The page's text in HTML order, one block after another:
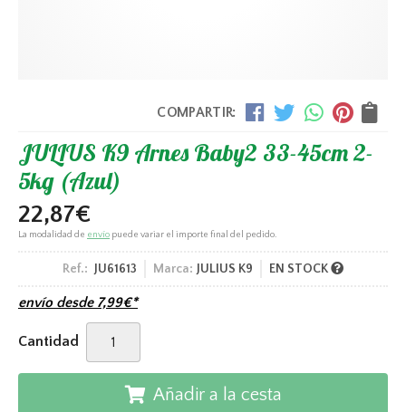
COMPARTIR:
JULIUS K9 Arnes Baby2 33-45cm 2-
5kg (Azul)
22,87€
La modalidad de envío puede variar el importe final del pedido.
Ref.: JU61613 Marca: JULIUS K9 EN STOCK
envío desde 7,99€*
Cantidad
Añadir a la cesta